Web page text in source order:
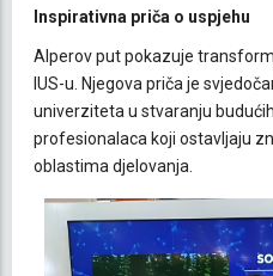
Inspirativna priča o uspjehu
Alperov put pokazuje
IUS-u. Njegova priča je
univerziteta u stvaranju
profesionalaca koji ostavljaju
oblastima djelovanja.